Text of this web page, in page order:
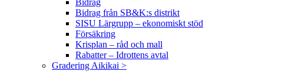
Bidrag
Bidrag från SB&K:s distrikt
SISU Lärgrupp – ekonomiskt stöd
Försäkring
Krisplan – råd och mall
Rabatter – Idrottens avtal
Gradering Aikikai >